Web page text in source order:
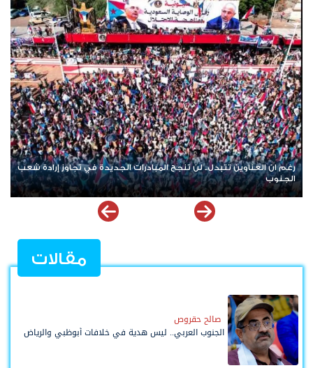
النفط بين فوهة الحرب وطاولة التفاوض.. ضبابية المشهد الأمريكي
الإيراني تعيد إشعال أسواق الطاقة العالمية
مقالات
صالح حقروص
الجنوب العربي.. ليس هدية في خلافات أبوظبي والرياض